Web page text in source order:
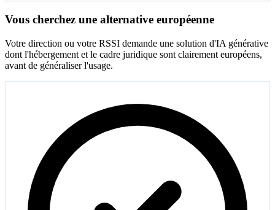
Vous cherchez une alternative européenne
Votre direction ou votre RSSI demande une solution d'IA générative
dont l'hébergement et le cadre juridique sont clairement européens,
avant de généraliser l'usage.